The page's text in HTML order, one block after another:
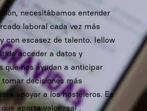
necesitábamos entender
laboral cada vez más
con escasez de talento. Iellow
acceder a datos y
que nos ayudan a anticipar
decisiones más
apoyar a los hosteleros. Es
aporta valor real .